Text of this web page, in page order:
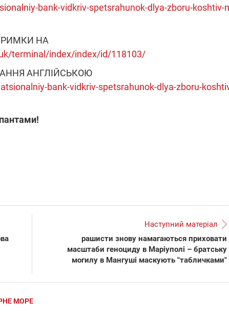
bank-vidkriv-spetsrahunok-dlya-zboru-koshtiv-
НА
terminal/index/index/id/118103/
АНГЛІЙСЬКОЮ
bank-vidkriv-spetsrahunok-dlya-zboru-
Наступний матеріал
рашисти знову намагаються приховати
масштаби геноциду в Маріуполі – братську
могилу в Мангуші маскують "табличками"
МОРЕ